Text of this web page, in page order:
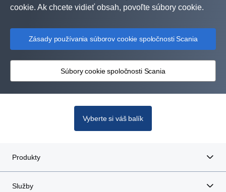
Scania Charging Access
roky)
Odťah
Digitálne služby
Kliknutím získate ďalšie podrobnosti o balíku
cookie. Ak chcete vidieť obsah, povoľte súbory cookie.
Zásady používania súborov cookie spoločnosti Scania
Súbory cookie spoločnosti Scania
Vyberte si váš balík
Produkty
Služby